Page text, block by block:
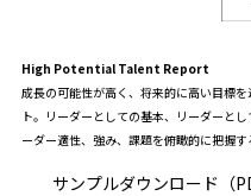
High Potential Talent Report
成長の可能性が高く、将来的に高い目標
ト。リーダーとしての基本、リーダーと
ーダー適性、強み、課題を俯瞰的に把握す
サンプルダウンロード（